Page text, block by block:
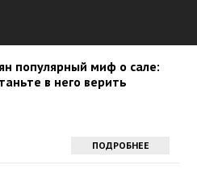
популярный миф о сале:
в него верить
ПОДРОБНЕЕ